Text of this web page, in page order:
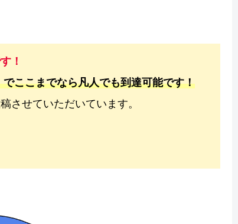
！
ここまでなら凡人でも到達可能です！
させていただいています。